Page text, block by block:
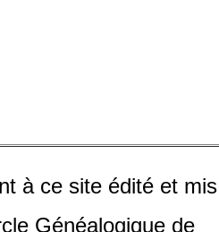
à ce site édité et mis
Généalogique de